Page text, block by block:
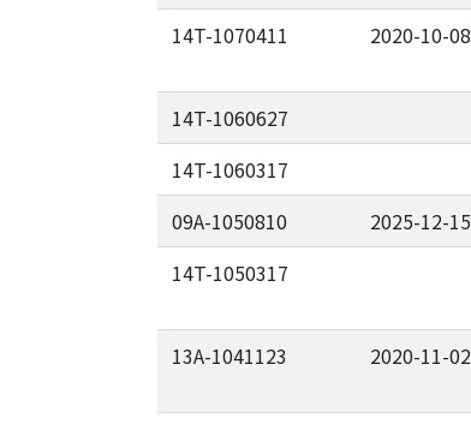
14T-1070411
2020-10-08
14T-1060627
14T-1060317
09A-1050810
2025-12-15
14T-1050317
13A-1041123 2020-11-02